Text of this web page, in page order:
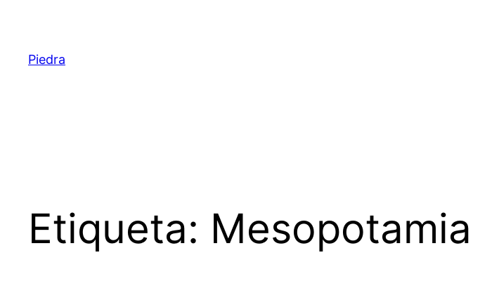
contenido
Piedra
Etiqueta: Mesopotamia